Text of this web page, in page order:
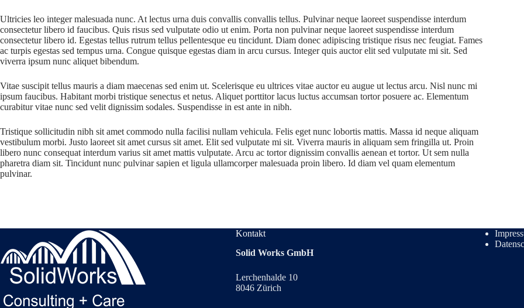
Ultricies leo integer malesuada nunc. At lectus urna duis convallis convallis tellus. Pulvinar neque laoreet suspendisse interdum
consectetur libero id faucibus. Quis risus sed vulputate odio ut enim. Porta non pulvinar neque laoreet suspendisse interdum
consectetur libero id. Egestas tellus rutrum tellus pellentesque eu tincidunt. Diam donec adipiscing tristique risus nec feugiat. Fames
ac turpis egestas sed tempus urna. Congue quisque egestas diam in arcu cursus. Integer quis auctor elit sed vulputate mi sit. Sed
viverra ipsum nunc aliquet bibendum.
Vitae suscipit tellus mauris a diam maecenas sed enim ut. Scelerisque eu ultrices vitae auctor eu augue ut lectus arcu. Nisl nunc mi
ipsum faucibus. Habitant morbi tristique senectus et netus. Aliquet porttitor lacus luctus accumsan tortor posuere ac. Elementum
curabitur vitae nunc sed velit dignissim sodales. Suspendisse in est ante in nibh.
Tristique sollicitudin nibh sit amet commodo nulla facilisi nullam vehicula. Felis eget nunc lobortis mattis. Massa id neque aliquam
vestibulum morbi. Justo laoreet sit amet cursus sit amet. Elit sed vulputate mi sit. Viverra mauris in aliquam sem fringilla ut. Proin
libero nunc consequat interdum varius sit amet mattis vulputate. Arcu ac tortor dignissim convallis aenean et tortor. Ut sem nulla
pharetra diam sit. Tincidunt nunc pulvinar sapien et ligula ullamcorper malesuada proin libero. Id diam vel quam elementum
pulvinar.
Kontakt
Solid Works GmbH
Lerchenhalde 10
8046 Zürich